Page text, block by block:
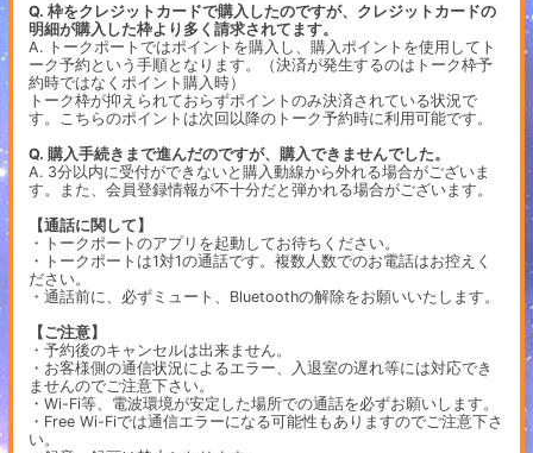
Q. 枠をクレジットカードで購入したのですが、クレジットカードの
明細が購入した枠より多く請求されてます。
A. トークポートではポイントを購入し、購入ポイントを使用してト
ーク予約という手順となります。（決済が発生するのはトーク枠予
約時ではなくポイント購入時）
トーク枠が抑えられておらずポイントのみ決済されている状況で
す。こちらのポイントは次回以降のトーク予約時に利用可能です。
Q. 購入手続きまで進んだのですが、購入できませんでした。
A. 3分以内に受付ができないと購入動線から外れる場合がございま
す。また、会員登録情報が不十分だと弾かれる場合がございます。
【通話に関して】
・トークポートのアプリを起動してお待ちください。
・トークポートは1対1の通話です。複数人数でのお電話はお控えく
ださい。
・通話前に、必ずミュート、Bluetoothの解除をお願いいたします。
【ご注意】
・予約後のキャンセルは出来ません。
・お客様側の通信状況によるエラー、入退室の遅れ等には対応でき
ませんのでご注意下さい。
・Wi-Fi等、電波環境が安定した場所での通話を必ずお願いします。
・Free Wi-Fiでは通信エラーになる可能性もありますのでご注意下さ
い。